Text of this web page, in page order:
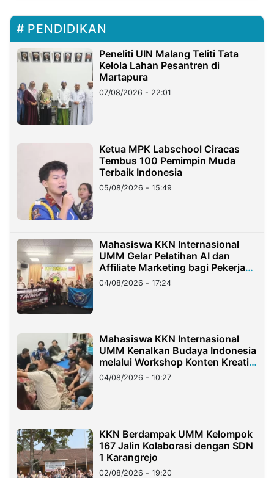
PENDIDIKAN
Peneliti UIN Malang Teliti Tata
Kelola Lahan Pesantren di
Martapura
07/08/2026 - 22:01
Ketua MPK Labschool Ciracas
Tembus 100 Pemimpin Muda
Terbaik Indonesia
05/08/2026 - 15:49
Mahasiswa KKN Internasional
UMM Gelar Pelatihan AI dan
Affiliate Marketing bagi Pekerja
Migran Indonesia di Taiwan
04/08/2026 - 17:24
Mahasiswa KKN Internasional
UMM Kenalkan Budaya Indonesia
melalui Workshop Konten Kreatif
di Taiwan
04/08/2026 - 10:27
KKN Berdampak UMM Kelompok
167 Jalin Kolaborasi dengan SDN
1 Karangrejo
02/08/2026 - 19:20